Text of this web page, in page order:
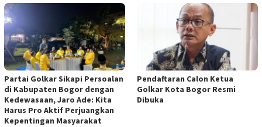
Partai Golkar Sikapi Persoalan
di Kabupaten Bogor dengan
Kedewasaan, Jaro Ade: Kita
Harus Pro Aktif Perjuangkan
Kepentingan Masyarakat
Pendaftaran Calon Ketua
Golkar Kota Bogor Resmi
Dibuka